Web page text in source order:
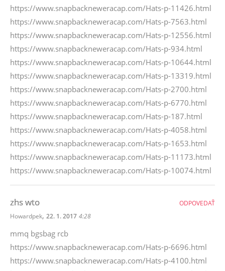
https://www.snapbackneweracap.com/Hats-p-11426.html
https://www.snapbackneweracap.com/Hats-p-7563.html
https://www.snapbackneweracap.com/Hats-p-12556.html
https://www.snapbackneweracap.com/Hats-p-934.html
https://www.snapbackneweracap.com/Hats-p-10644.html
https://www.snapbackneweracap.com/Hats-p-13319.html
https://www.snapbackneweracap.com/Hats-p-2700.html
https://www.snapbackneweracap.com/Hats-p-6770.html
https://www.snapbackneweracap.com/Hats-p-187.html
https://www.snapbackneweracap.com/Hats-p-4058.html
https://www.snapbackneweracap.com/Hats-p-1653.html
https://www.snapbackneweracap.com/Hats-p-11173.html
https://www.snapbackneweracap.com/Hats-p-10074.html
zhs wto
Howardpek, 22. 1. 2017 4:28
mmq bgsbag rcb
https://www.snapbackneweracap.com/Hats-p-6696.html
https://www.snapbackneweracap.com/Hats-p-4100.html
ODPOVEDAŤ